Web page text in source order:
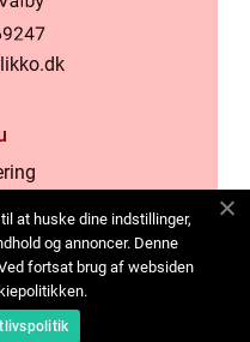
os
at huske dine indstillinger,
og annoncer. Denne
fortsat brug af websiden